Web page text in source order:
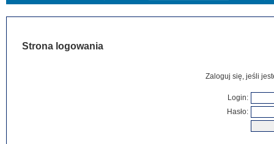
Strona logowania
Zaloguj się, jeśli
Login:
Hasło: